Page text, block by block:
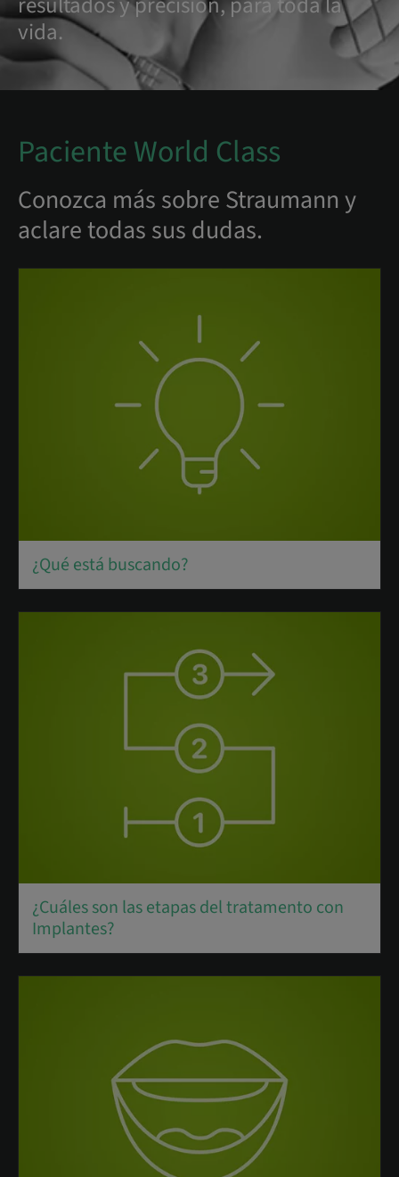
vida.
Paciente World Class
Conozca más sobre Straumann y
aclare todas sus dudas.
¿Qué está buscando?
¿Cuáles son las etapas del tratamento con
Implantes?